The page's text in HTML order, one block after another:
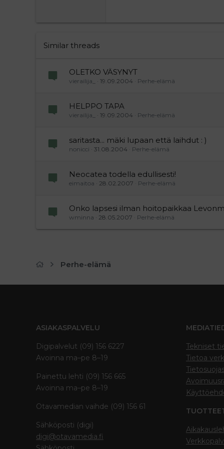
26
Similar threads
OLETKO VÄSYNYT
vierailija_ 19.09.2004 Perhe-elämä
HELPPO TAPA
vierailija_ 19.09.2004 Perhe-elämä
saritasta... mäki lupaan että laihdut : )
nonicci 31.08.2004 Perhe-elämä
Neocatea todella edullisesti!
eimaitoa 28.02.2007 Perhe-elämä
Onko lapsesi ilman hoitopaikkaa
wminna 28.05.2007 Perhe-elämä
Perhe-elämä
ASIAKASPALVELU
Digipalvelut (09) 156 6227
Avoinna ma–pe 8–19
Painettu lehti (09) 156 665
Avoinna ma–pe 8–19
Otavamedian vaihde (09) 156 61
Sähköposti (digi)
digi@otavamedia.fi
Tekniset
Tietoa